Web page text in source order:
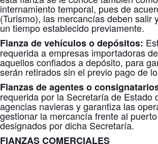
internamiento temporal, pues de
(Turismo), las mercancías deben salir
un tiempo establecido previamente.
Fianza de vehículos o depósitos:
requerida a empresas importadoras
aquellos confiados a depósito, para
serán retirados sin el previo pago de
Fianzas de agentes o
requerida por la Secretaría de Estado
agencias navieras y garantiza las
gestionar la mercancía frente al
designados por dicha Secretaría.
FIANZAS COMERCIALES